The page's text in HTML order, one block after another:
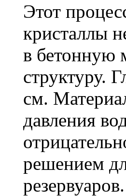
Этот
кристаллы
в бетонную
структуру.
см.
давления
решением
резервуаров.